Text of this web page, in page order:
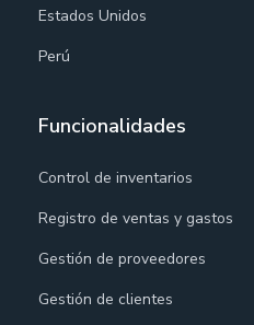
Estados Unidos
Perú
Funcionalidades
Control de inventarios
Registro de ventas y gastos
Gestión de proveedores
Gestión de clientes